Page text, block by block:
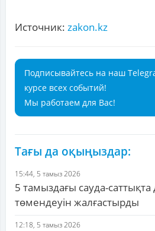
Источник: zakon.kz
Подписывайтесь на наш
курсе всех событий!
Мы работаем для Вас!
Тағы да оқыңыздар:
15:44, 5 тамыз 2026
5 тамыздағы сауда-
төмендеуін жалғастырды
12:18, 5 тамыз 2026